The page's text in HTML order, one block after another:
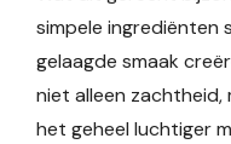
simpele ingrediënten
gelaagde smaak
niet alleen zachtheid,
het geheel luchtiger